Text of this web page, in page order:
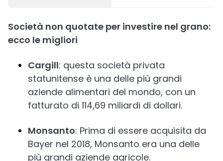
Società non quotate per investire nel grano:
ecco le migliori
Cargill: questa società privata
statunitense è una delle più grandi
aziende alimentari del mondo, con un
fatturato di 114,69 miliardi di dollari.
Monsanto: Prima di essere acquisita da
Bayer nel 2018, Monsanto era una delle
più grandi aziende agricole.